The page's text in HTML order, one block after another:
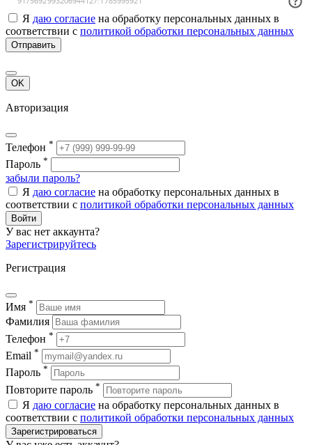
Я даю согласие на обработку персональных данных в
соответствии с политикой обработки персональных данных
Отправить
OK
Авторизация
Телефон *
Пароль *
забыли пароль?
Я даю согласие на обработку персональных данных в
соответствии с политикой обработки персональных данных
Войти
У вас нет аккаунта?
Зарегистрируйтесь
Регистрация
Имя *
Фамилия
Телефон *
Email *
Пароль *
Повторите пароль *
Я даю согласие на обработку персональных данных в
соответствии с политикой обработки персональных данных
Зарегистрироваться